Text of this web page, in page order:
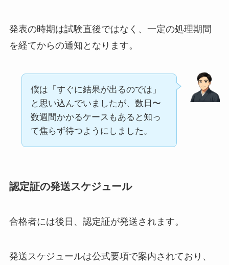
発表の時期は試験直後ではなく、一定の処理期間
を経てからの通知となります。
僕は「すぐに結果が出るのでは」
と思い込んでいましたが、数日〜
数週間かかるケースもあると知っ
て焦らず待つようにしました。
認定証の発送スケジュール
合格者には後日、認定証が発送されます。
発送スケジュールは公式要項で案内されており、